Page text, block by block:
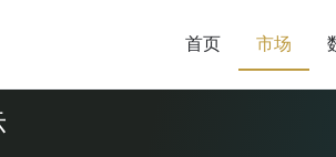
首页 市场